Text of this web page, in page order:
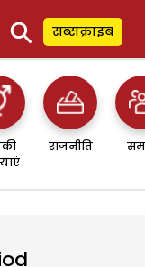
⚲ सब्सक्राइब
राजनीति